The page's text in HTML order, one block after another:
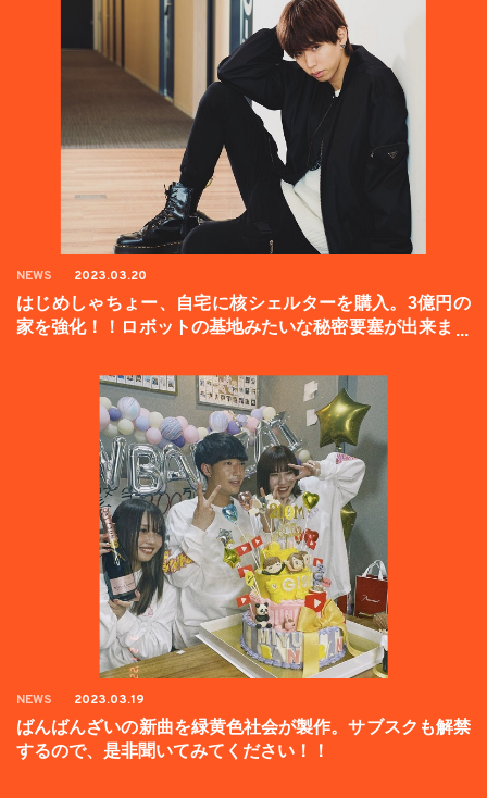
NEWS 2023.03.20
はじめしゃちょー、自宅に核シェルターを購入。3億円の
家を強化！！ロボットの基地みたいな秘密要塞が出来まし
NEWS 2023.03.19
ばんばんざいの新曲を緑黄色社会が製作。サブスクも解禁
するので、是非聞いてみてください！！